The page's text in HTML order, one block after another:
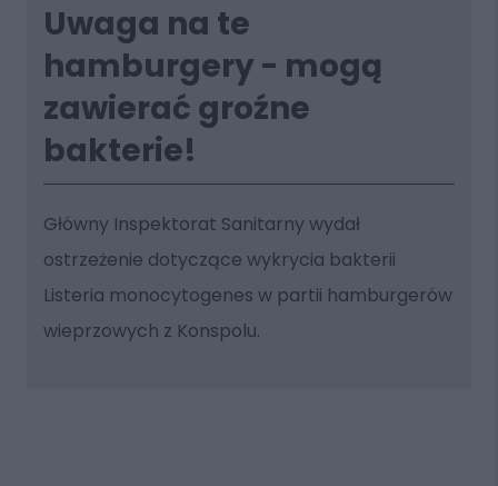
Uwaga na te
hamburgery - mogą
zawierać groźne
bakterie!
Główny Inspektorat Sanitarny wydał
ostrzeżenie dotyczące wykrycia bakterii
Listeria monocytogenes w partii hamburgerów
wieprzowych z Konspolu.